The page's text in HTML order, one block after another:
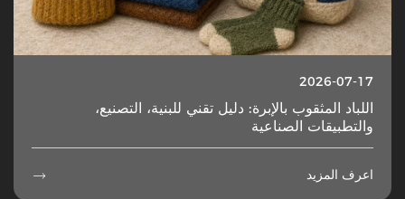
2026-07-17
اللباد المثقوب بالإبرة: دليل تقني للبنية، التصنيع،
والتطبيقات الصناعية
اعرف المزيد 